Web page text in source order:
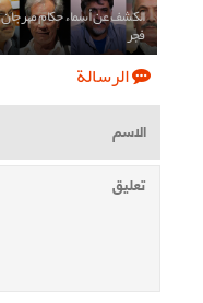
الكشف عن أسماء حكام مهرجان
فجر
الرسالة